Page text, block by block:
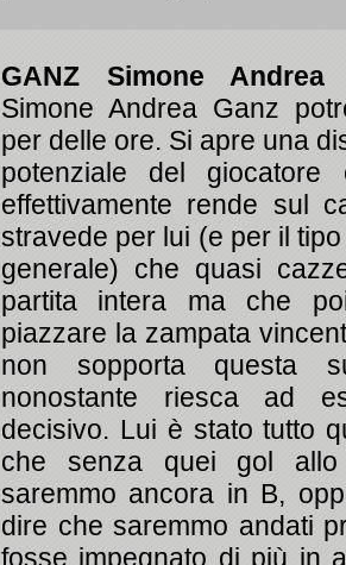
GANZ Simone Andrea
Simone Andrea Ganz
per delle ore. Si apre una
potenziale del
effettivamente rende sul
stravede per lui (e per il
generale) che quasi
partita intera ma che
piazzare la zampata
non sopporta questa
nonostante riesca ad
decisivo. Lui è stato tutto
che senza quei gol
saremmo ancora in B,
dire che saremmo andati
fosse impegnato di più in